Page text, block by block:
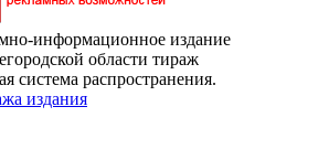
информационное издание
области тираж
система распространения.
издания